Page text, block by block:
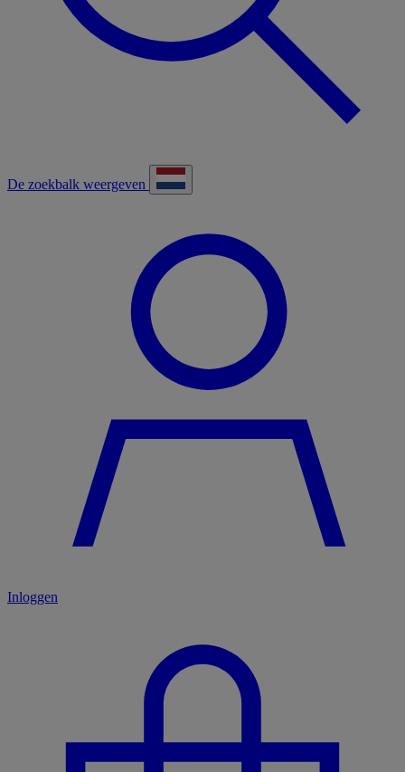
De zoekbalk weergeven
Inloggen